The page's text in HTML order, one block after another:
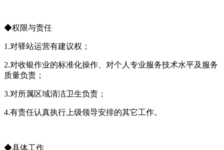
◆权限与责任
1.对驿站运营有建议权；
2.对收银作业的标准化操作、对个人专业服务技术水平及服务
质量负责；
3.对所属区域清洁卫生负责；
4.有责任认真执行上级领导安排的其它工作。
◆具体工作